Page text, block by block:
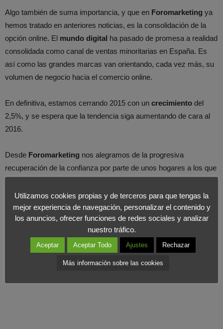
Algo también de suma importancia, y que en Foromarketing ya
hemos tratado en anteriores noticias, es la consolidación de la
opción online. El mundo digital ha pasado de promesa a realidad
consolidada como canal de ventas minoritarias en España. Es
así como las grandes marcas van orientando, cada vez más, su
volumen de negocio hacia el comercio online.
En definitiva, estamos cerrando 2015 con un crecimiento del
2,5%, y se espera que la tendencia siga aumentando de cara al
2016.
Desde Foromarketing nos alegramos de la progresiva
recuperación de la confianza por parte de unos hogares a los que
la crisis obligó a centrarse en el ahorro. Sin embargo esto no ha
hecho más que empezar, la reactivación económica aún es
frágil, por lo que en el nuevo año se comprobará si la tendencia
se mantiene. Lo que podemos decir con seguridad es queel
consumidor está más predispuesto a comprar
Utilizamos cookies propias y de terceros para que tengas la
mejor experiencia de navegación, personalizar el contenido y
los anuncios, ofrecer funciones de redes sociales y analizar
nuestro tráfico.
Aceptar Aceptar Todo Ajustes Rechazar
Más información sobre las cookies